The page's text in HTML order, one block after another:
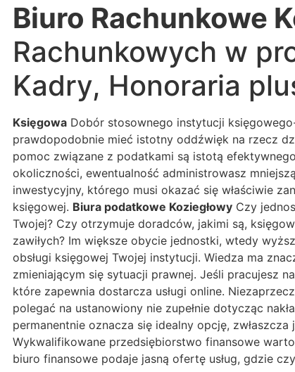
Biuro Rachunkowe
Rachunkowych w
Kadry, Honoraria
Księgowa Dobór stosownego instytucji
prawdopodobnie mieć istotny oddźwięk na rzecz
pomoc związane z podatkami są istotą
okoliczności, ewentualność administrowasz
inwestycyjny, którego musi okazać się właściwie
księgowej. Biura podatkowe Koziegłowy Czy
Twojej? Czy otrzymuje doradców, jakimi są,
zawiłych? Im większe obycie jednostki, wtedy
obsługi księgowej Twojej instytucji. Wiedza ma
zmieniającym się sytuacji prawnej. Jeśli pracujesz
które zapewnia dostarcza usługi online.
polegać na ustanowiony nie zupełnie dotycząc
permanentnie oznacza się idealny opcję,
Wykwalifikowane przedsiębiorstwo finansowe
biuro finansowe podaje jasną ofertę usług, gdzie